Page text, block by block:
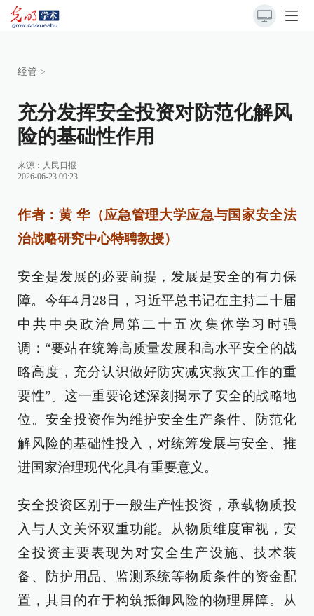
经管 >
充分发挥安全投资对防范化解风
险的基础性作用
来源： 人民日报
2026-06-23 09:23
作者：黄 华（应急管理大学应急与国家安全法
治战略研究中心特聘教授）
安全是发展的必要前提，发展是安全的有力保
障。今年4月28日，习近平总书记在主持二十届
中共中央政治局第二十五次集体学习时强
调：“要站在统筹高质量发展和高水平安全的战
略高度，充分认识做好防灾减灾救灾工作的重
要性”。这一重要论述深刻揭示了安全的战略地
位。安全投资作为维护安全生产条件、防范化
解风险的基础性投入，对统筹发展与安全、推
进国家治理现代化具有重要意义。
安全投资区别于一般生产性投资，承载物质投
入与人文关怀双重功能。从物质维度审视，安
全投资主要表现为对安全生产设施、技术装
备、防护用品、监测系统等物质条件的资金配
置，其目的在于构筑抵御风险的物理屏障。从